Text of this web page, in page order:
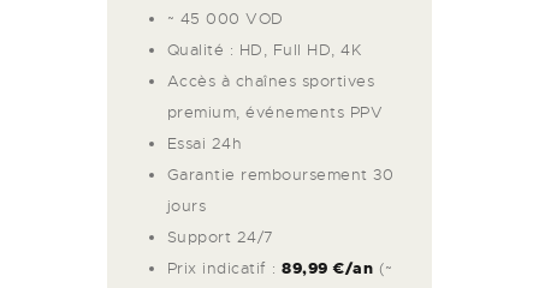
~ 45 000 VOD
Qualité : HD, Full HD, 4K
Accès à chaînes sportives
premium, événements PPV
Essai 24h
Garantie remboursement 30
jours
Support 24/7
Prix indicatif : 89,99 €/an (~